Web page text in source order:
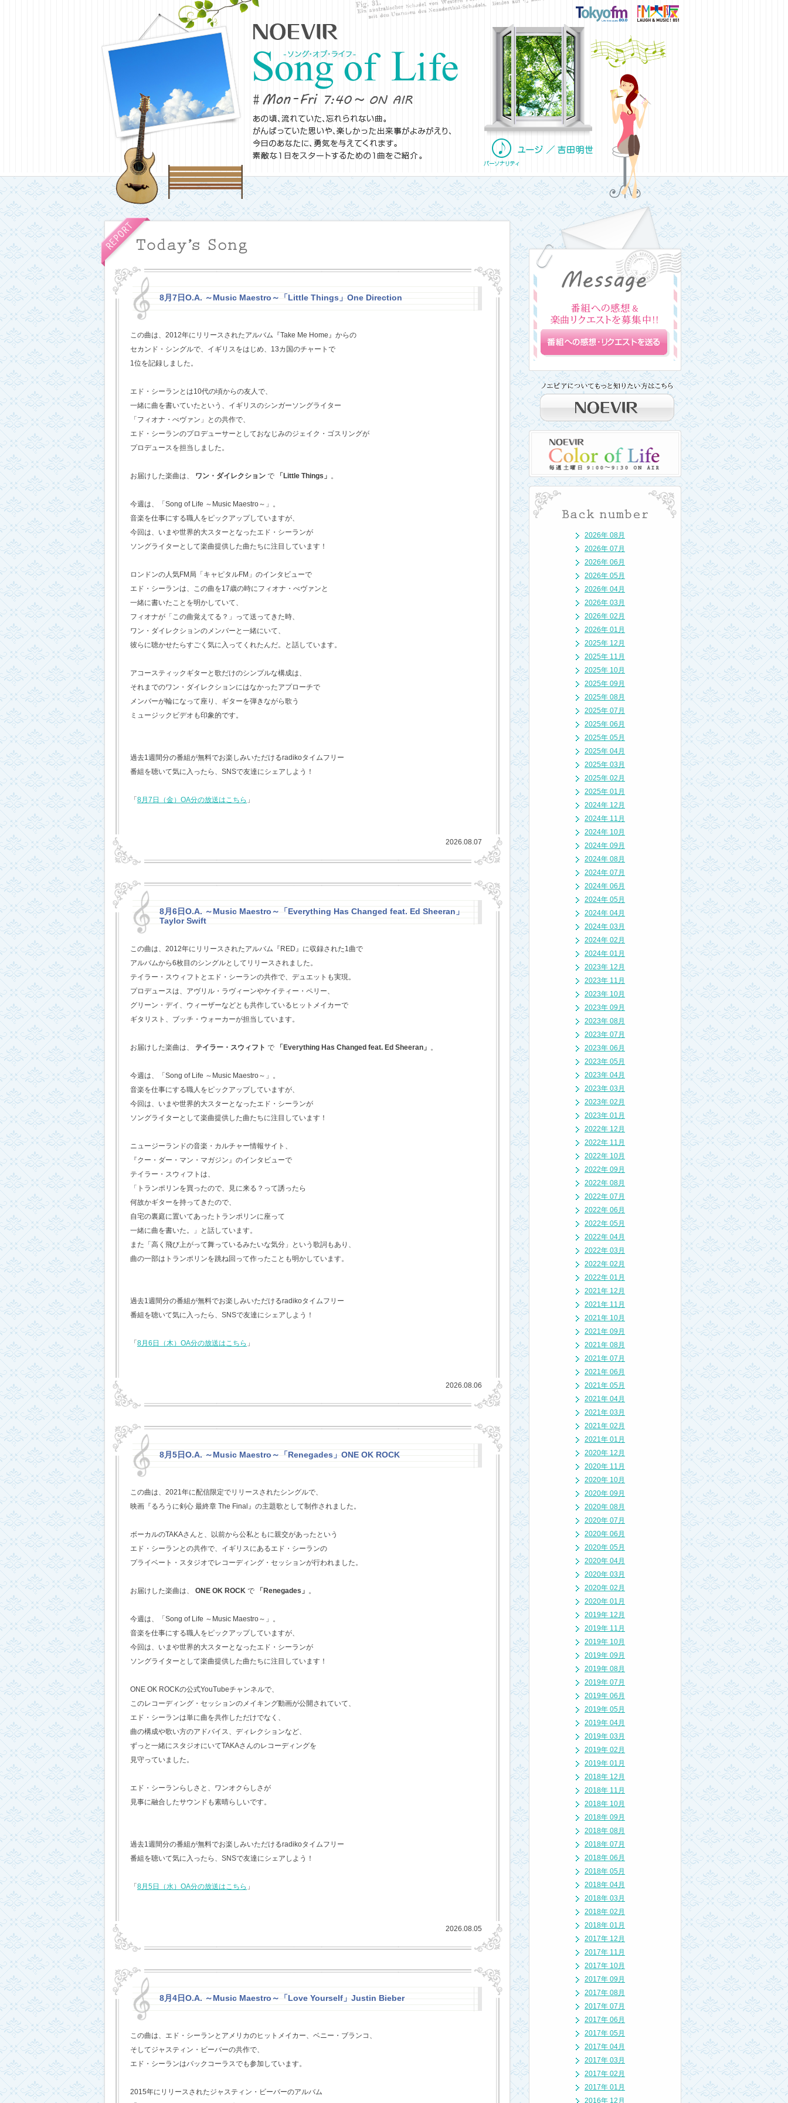
8月7日O.A. ～Music Maestro～「Little Things」One Direction
この曲は、2012年にリリースされたアルバム『Take Me Home』からの
セカンド・シングルで、イギリスをはじめ、13カ国のチャートで
1位を記録しました。
エド・シーランとは10代の頃からの友人で、
一緒に曲を書いていたという、イギリスのシンガーソングライター
「フィオナ・べヴァン」との共作で、
エド・シーランのプロデューサーとしておなじみのジェイク・ゴスリングが
プロデュースを担当しました。
お届けした楽曲は、 ワン・ダイレクション で 「Little Things」 。
今週は、「Song of Life ～Music Maestro～」。
音楽を仕事にする職人をピックアップしていますが、
今回は、いまや世界的大スターとなったエド・シーランが
ソングライターとして楽曲提供した曲たちに注目しています！
ロンドンの人気FM局「キャピタルFM」のインタビューで
エド・シーランは、この曲を17歳の時にフィオナ・べヴァンと
一緒に書いたことを明かしていて、
フィオナが「この曲覚えてる？」って送ってきた時、
ワン・ダイレクションのメンバーと一緒にいて、
彼らに聴かせたらすごく気に入ってくれたんだ。と話しています。
アコースティックギターと歌だけのシンプルな構成は、
それまでのワン・ダイレクションにはなかったアプローチで
メンバーが輪になって座り、ギターを弾きながら歌う
ミュージックビデオも印象的です。
過去1週間分の番組が無料でお楽しみいただけるradikoタイムフリー
番組を聴いて気に入ったら、SNSで友達にシェアしよう！
「 8月7日（金）OA分の放送はこちら 」
2026.08.07
8月6日O.A. ～Music Maestro～「Everything Has Changed feat. Ed Sheeran」
Taylor Swift
この曲は、2012年にリリースされたアルバム『RED』に収録された1曲で
アルバムから6枚目のシングルとしてリリースされました。
テイラー・スウィフトとエド・シーランの共作で、デュエットも実現。
プロデュースは、アヴリル・ラヴィーンやケイティー・ペリー、
グリーン・デイ、ウィーザーなどとも共作しているヒットメイカーで
ギタリスト、ブッチ・ウォーカーが担当しています。
お届けした楽曲は、 テイラー・スウィフト で 「Everything Has Changed feat. Ed Sheeran」 。
今週は、「Song of Life ～Music Maestro～」。
音楽を仕事にする職人をピックアップしていますが、
今回は、いまや世界的大スターとなったエド・シーランが
ソングライターとして楽曲提供した曲たちに注目しています！
ニュージーランドの音楽・カルチャー情報サイト、
『クー・ダー・マン・マガジン』のインタビューで
テイラー・スウィフトは、
「トランポリンを買ったので、見に来る？って誘ったら
何故かギターを持ってきたので、
自宅の裏庭に置いてあったトランポリンに座って
一緒に曲を書いた。」と話しています。
また「高く飛び上がって舞っているみたいな気分」という歌詞もあり、
曲の一部はトランポリンを跳ね回って作ったことも明かしています。
過去1週間分の番組が無料でお楽しみいただけるradikoタイムフリー
番組を聴いて気に入ったら、SNSで友達にシェアしよう！
「 8月6日（木）OA分の放送はこちら 」
2026.08.06
8月5日O.A. ～Music Maestro～「Renegades」ONE OK ROCK
この曲は、2021年に配信限定でリリースされたシングルで、
映画『るろうに剣心 最終章 The Final』の主題歌として制作されました。
ボーカルのTAKAさんと、以前から公私ともに親交があったという
エド・シーランとの共作で、イギリスにあるエド・シーランの
プライベート・スタジオでレコーディング・セッションが行われました。
お届けした楽曲は、 ONE OK ROCK で 「Renegades」 。
今週は、「Song of Life ～Music Maestro～」。
音楽を仕事にする職人をピックアップしていますが、
今回は、いまや世界的大スターとなったエド・シーランが
ソングライターとして楽曲提供した曲たちに注目しています！
ONE OK ROCKの公式YouTubeチャンネルで、
このレコーディング・セッションのメイキング動画が公開されていて、
エド・シーランは単に曲を共作しただけでなく、
曲の構成や歌い方のアドバイス、ディレクションなど、
ずっと一緒にスタジオにいてTAKAさんのレコーディングを
見守っていました。
エド・シーランらしさと、ワンオクらしさが
見事に融合したサウンドも素晴らしいです。
過去1週間分の番組が無料でお楽しみいただけるradikoタイムフリー
番組を聴いて気に入ったら、SNSで友達にシェアしよう！
「 8月5日（水）OA分の放送はこちら 」
2026.08.05
8月4日O.A. ～Music Maestro～「Love Yourself」Justin Bieber
この曲は、エド・シーランとアメリカのヒットメイカー、ベニー・ブランコ、
そしてジャスティン・ビーバーの共作で、
エド・シーランはバックコーラスでも参加しています。
2015年にリリースされたジャスティン・ビーバーのアルバム
2026年 08月
2026年 07月
2026年 06月
2026年 05月
2026年 04月
2026年 03月
2026年 02月
2026年 01月
2025年 12月
2025年 11月
2025年 10月
2025年 09月
2025年 08月
2025年 07月
2025年 06月
2025年 05月
2025年 04月
2025年 03月
2025年 02月
2025年 01月
2024年 12月
2024年 11月
2024年 10月
2024年 09月
2024年 08月
2024年 07月
2024年 06月
2024年 05月
2024年 04月
2024年 03月
2024年 02月
2024年 01月
2023年 12月
2023年 11月
2023年 10月
2023年 09月
2023年 08月
2023年 07月
2023年 06月
2023年 05月
2023年 04月
2023年 03月
2023年 02月
2023年 01月
2022年 12月
2022年 11月
2022年 10月
2022年 09月
2022年 08月
2022年 07月
2022年 06月
2022年 05月
2022年 04月
2022年 03月
2022年 02月
2022年 01月
2021年 12月
2021年 11月
2021年 10月
2021年 09月
2021年 08月
2021年 07月
2021年 06月
2021年 05月
2021年 04月
2021年 03月
2021年 02月
2021年 01月
2020年 12月
2020年 11月
2020年 10月
2020年 09月
2020年 08月
2020年 07月
2020年 06月
2020年 05月
2020年 04月
2020年 03月
2020年 02月
2020年 01月
2019年 12月
2019年 11月
2019年 10月
2019年 09月
2019年 08月
2019年 07月
2019年 06月
2019年 05月
2019年 04月
2019年 03月
2019年 02月
2019年 01月
2018年 12月
2018年 11月
2018年 10月
2018年 09月
2018年 08月
2018年 07月
2018年 06月
2018年 05月
2018年 04月
2018年 03月
2018年 02月
2018年 01月
2017年 12月
2017年 11月
2017年 10月
2017年 09月
2017年 08月
2017年 07月
2017年 06月
2017年 05月
2017年 04月
2017年 03月
2017年 02月
2017年 01月
2016年 12月